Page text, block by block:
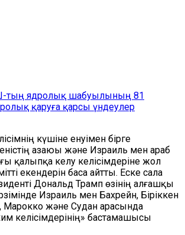
тың ядролық шабуылының 81
қаруға қарсы үндеулер
күшіне енуімен бірге
азаюы және Израиль мен араб
қалыпқа келу келісімдеріне жол
екендерін баса айтты. Еске сала
Дональд Трамп өзінің алғашқы
Израиль мен Бахрейн, Біріккен
Марокко және Судан арасында
келісімдерінің» бастамашысы